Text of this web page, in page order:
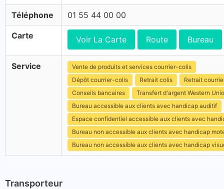
Téléphone 01 55 44 00 00
Carte Voir La Carte Route Bureau
Service
Vente de produits et services courrier-colis
Dépôt courrier-colis
Retrait colis
Retrait
Conseils bancaires
Transfert d'argent Western
Bureau accessible aux clients avec handicap auditif
Espace confidentiel accessible aux clients avec
Bureau non accessible aux clients avec handicap
Bureau non accessible aux clients avec handicap
Transporteur